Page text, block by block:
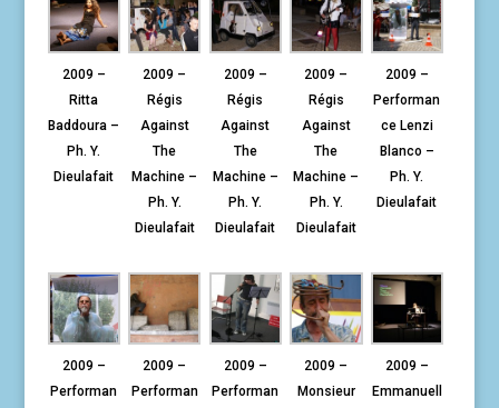
2009 –
Ritta
Baddoura –
Ph. Y.
Dieulafait
2009 –
Régis
Against
The
Machine –
Ph. Y.
Dieulafait
2009 –
Régis
Against
The
Machine –
Ph. Y.
Dieulafait
2009 –
Régis
Against
The
Machine –
Ph. Y.
Dieulafait
2009 –
Performan
ce Lenzi
Blanco –
Ph. Y.
Dieulafait
2009 –
Performan
2009 –
Performan
2009 –
Performan
2009 –
Monsieur
2009 –
Emmanuell